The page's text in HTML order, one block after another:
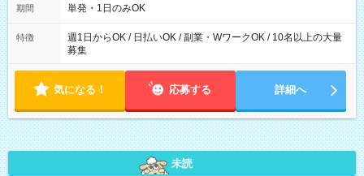
可能です！ ※1日あたりの最大実働時間は日勤、夜勤共に勤務し
期間 単発・1日のみOK
特徴
週1日からOK / 日払いOK / 副業・WワークOK / 10名以上の大量
募集
気になる！ 応募する 詳細へ
未読